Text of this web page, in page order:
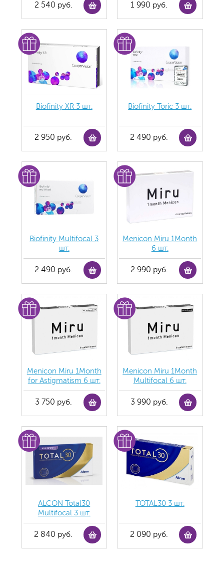
2 540 руб. 1 990 руб.
Biofinity ХR 3 шт.
2 950 руб.
Biofinity Toric 3 шт.
2 490 руб.
Biofinity Multifocal 3
шт.
2 490 руб.
Menicon Miru 1Month
6 шт.
2 990 руб.
Menicon Miru 1Month
for Astigmatism 6 шт.
3 750 руб.
Menicon Miru 1Month
Multifocal 6 шт.
3 990 руб.
ALCON Total30
Multifocal 3 шт.
2 840 руб.
TOTAL30 3 шт.
2 090 руб.